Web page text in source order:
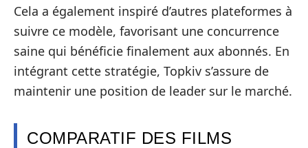
Cela a également inspiré d’autres plateformes à
suivre ce modèle, favorisant une concurrence
saine qui bénéficie finalement aux abonnés. En
intégrant cette stratégie, Topkiv s’assure de
maintenir une position de leader sur le marché.
COMPARATIF DES FILMS